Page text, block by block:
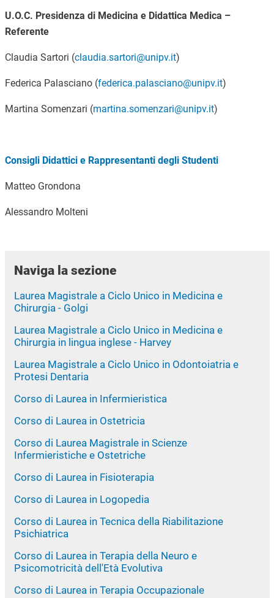
U.O.C. Presidenza di Medicina e Didattica Medica –
Referente
Claudia Sartori (claudia.sartori@unipv.it)
Federica Palasciano (federica.palasciano@unipv.it)
Martina Somenzari (martina.somenzari@unipv.it)
Consigli Didattici e Rappresentanti degli Studenti
Matteo Grondona
Alessandro Molteni
Naviga la sezione
Laurea Magistrale a Ciclo Unico in Medicina e
Chirurgia - Golgi
Laurea Magistrale a Ciclo Unico in Medicina e
Chirurgia in lingua inglese - Harvey
Laurea Magistrale a Ciclo Unico in Odontoiatria e
Protesi Dentaria
Corso di Laurea in Infermieristica
Corso di Laurea in Ostetricia
Corso di Laurea Magistrale in Scienze
Infermieristiche e Ostetriche
Corso di Laurea in Fisioterapia
Corso di Laurea in Logopedia
Corso di Laurea in Tecnica della Riabilitazione
Psichiatrica
Corso di Laurea in Terapia della Neuro e
Psicomotricità dell'Età Evolutiva
Corso di Laurea in Terapia Occupazionale